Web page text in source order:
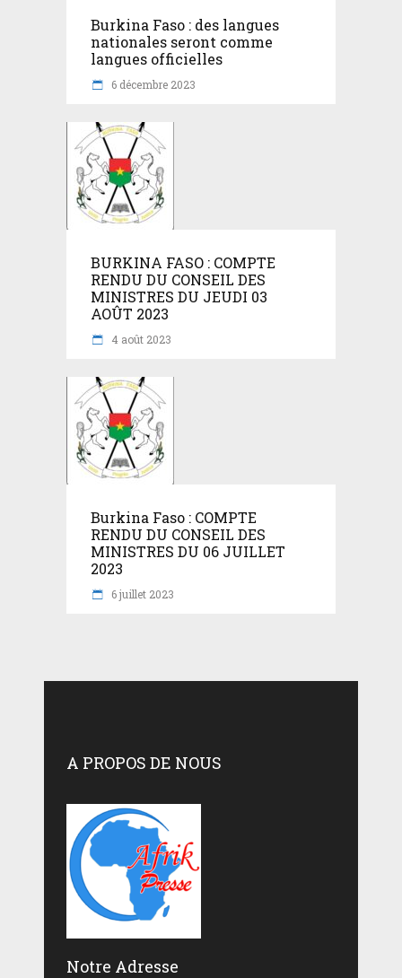
Burkina Faso : des langues
nationales seront comme
langues officielles
6 décembre 2023
BURKINA FASO : COMPTE
RENDU DU CONSEIL DES
MINISTRES DU JEUDI 03
AOÛT 2023
4 août 2023
Burkina Faso : COMPTE
RENDU DU CONSEIL DES
MINISTRES DU 06 JUILLET
2023
6 juillet 2023
A PROPOS DE NOUS
Notre Adresse